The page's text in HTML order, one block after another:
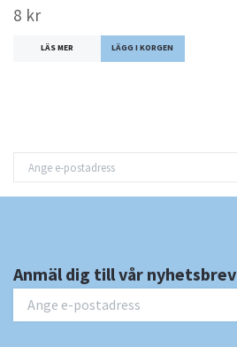
8 kr
LÄS MER
Anmäl dig till vår nyhetsbrev